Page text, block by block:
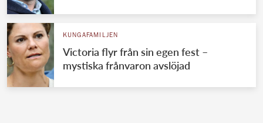
KUNGAFAMILJEN
Victoria flyr från sin egen fest –
mystiska frånvaron avslöjad